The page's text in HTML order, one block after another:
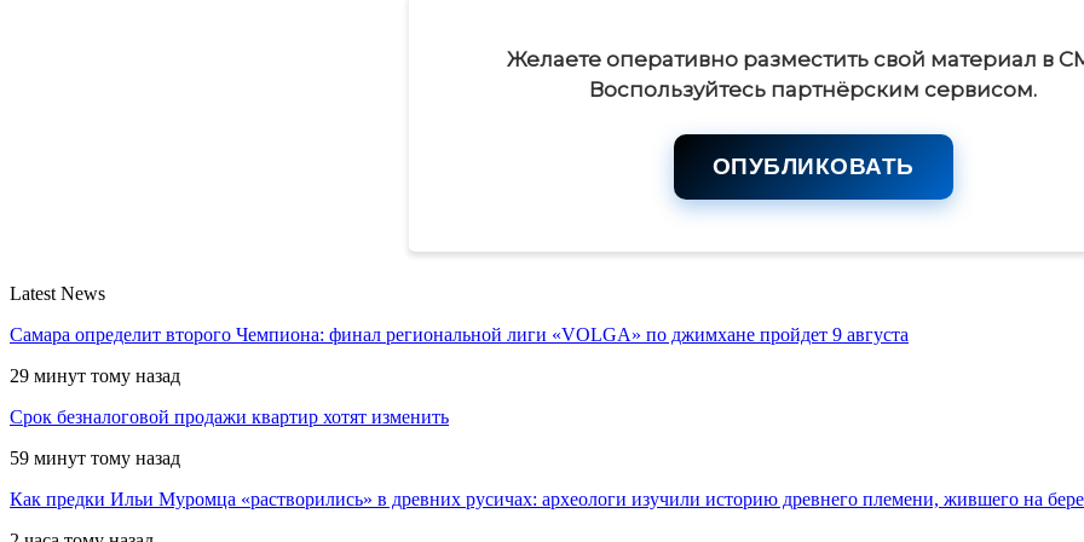
Желаете оперативно разместить свой материал в
Воспользуйтесь партнёрским сервисом.
ОПУБЛИКОВАТЬ
Latest News
Самара определит второго Чемпиона: финал региональной лиги «VOLGA» по джимхане пройдет 9 августа
29 минут тому назад
Срок безналоговой продажи квартир хотят изменить
59 минут тому назад
Как предки Ильи Муромца «растворились» в древних русичах: археологи изучили историю древнего племени, жившего на